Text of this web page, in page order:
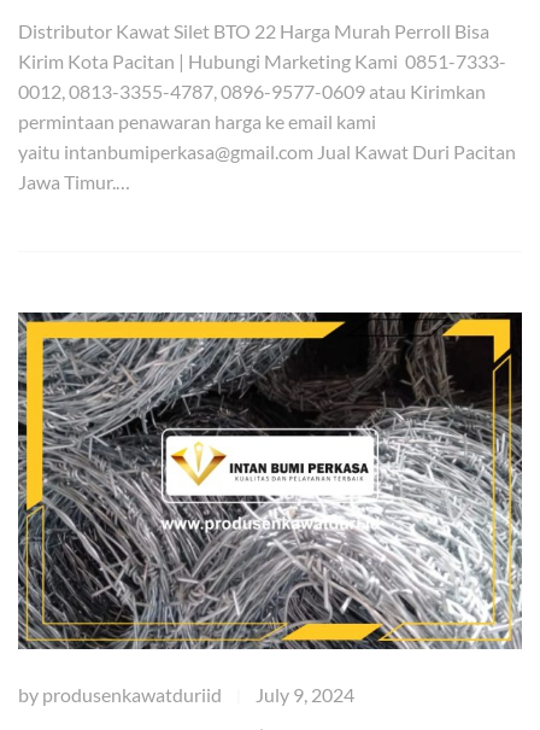
Distributor Kawat Silet BTO 22 Harga Murah Perroll Bisa
Kirim Kota Pacitan | Hubungi Marketing Kami 0851-7333-
0012, 0813-3355-4787, 0896-9577-0609 atau Kirimkan
permintaan penawaran harga ke email kami
yaitu intanbumiperkasa@gmail.com Jual Kawat Duri Pacitan
Jawa Timur.…
by produsenkawatduriid July 9, 2024